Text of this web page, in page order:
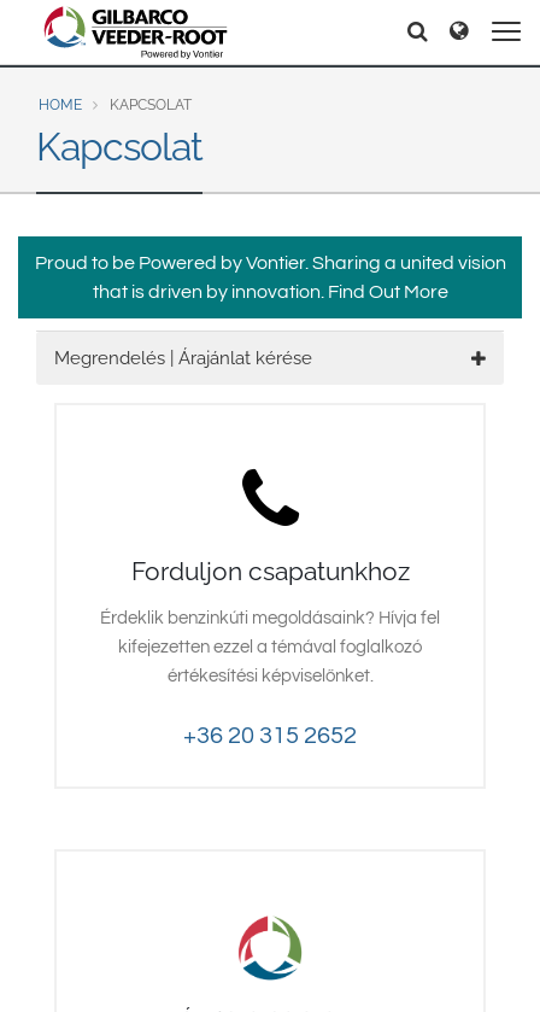
North America
United States
Canada
Latin America
Brazil
Português
Europe & CIS
English
Dansk
Srpski
Suomi
Svenska
Middle East and Africa
Search Search
HOME KAPCSOLAT
Kapcsolat
Proud to be Powered by Vontier. Sharing a united vision
that is driven by innovation. Find Out More
Megrendelés | Árajánlat kérése
Forduljon csapatunkhoz
Érdeklik benzinkúti megoldásaink? Hívja fel
kifejezetten ezzel a témával foglalkozó
értékesítési képviselőnket.
+36 20 315 2652